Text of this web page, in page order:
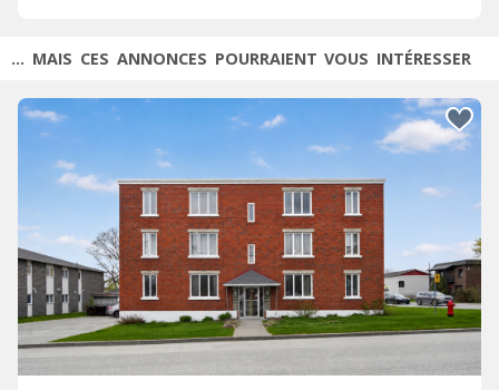
... MAIS CES ANNONCES POURRAIENT VOUS INTÉRESSER